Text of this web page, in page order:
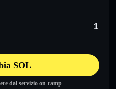
SOL
dal servizio on-ramp